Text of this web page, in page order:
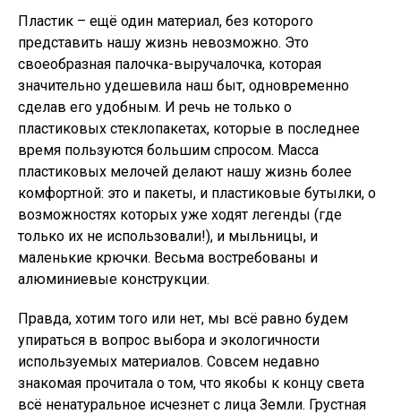
Пластик – ещё один материал, без которого
представить нашу жизнь невозможно. Это
своеобразная палочка-выручалочка, которая
значительно удешевила наш быт, одновременно
сделав его удобным. И речь не только о
пластиковых стеклопакетах, которые в последнее
время пользуются большим спросом. Масса
пластиковых мелочей делают нашу жизнь более
комфортной: это и пакеты, и пластиковые бутылки, о
возможностях которых уже ходят легенды (где
только их не использовали!), и мыльницы, и
маленькие крючки. Весьма востребованы и
алюминиевые конструкции.
Правда, хотим того или нет, мы всё равно будем
упираться в вопрос выбора и экологичности
используемых материалов. Совсем недавно
знакомая прочитала о том, что якобы к концу света
всё ненатуральное исчезнет с лица Земли. Грустная